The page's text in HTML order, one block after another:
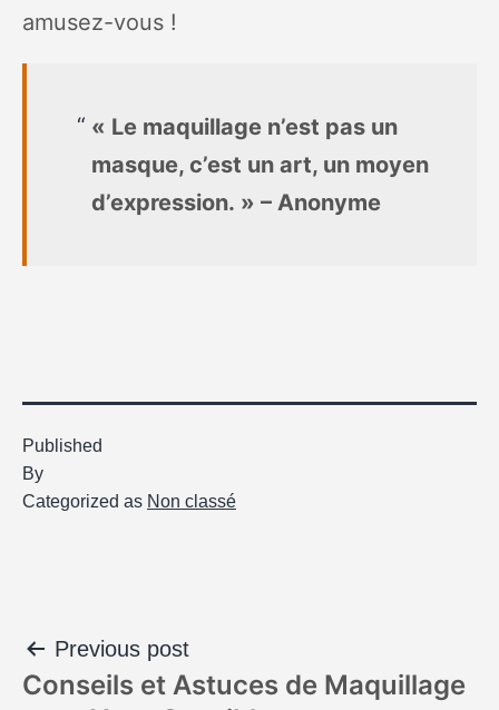
amusez-vous !
« Le maquillage n’est pas un
masque, c’est un art, un moyen
d’expression. » – Anonyme
Published
By
Categorized as Non classé
Previous post
Conseils et Astuces de Maquillage